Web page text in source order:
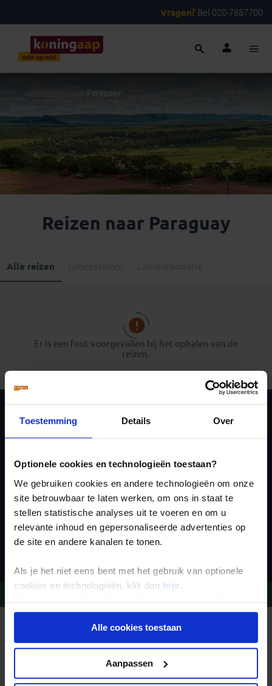
Toestemming Details Over
Optionele cookies en technologieën toestaan?
We gebruiken cookies en andere technologieën om onze
site betrouwbaar te laten werken, om ons in staat te
stellen statistische analyses uit te voeren en om u
relevante inhoud en gepersonaliseerde advertenties op
de site en andere kanalen te tonen.
Als je het niet eens bent met het gebruik van optionele
cookies en technologieën, klik dan hier .
Je kunt je selectie in de instellingen aanpassen of deze
onder aan de pagina op elk gewenst moment voor de
toekomst wijzigen.Alle cookies toestaan
Aanpassen
Vragen? Bel 020-7887700
Paraguay
Reizen naar Paraguay
Alle reizen
Er is een fout voorgevallen bij het ophalen van de
reizen.
Schrijf je in voor de
Inschrijven
REIZEN MET KONING AAP
Bestemmingen
Duurzaam toerisme
Veelgestelde vragen